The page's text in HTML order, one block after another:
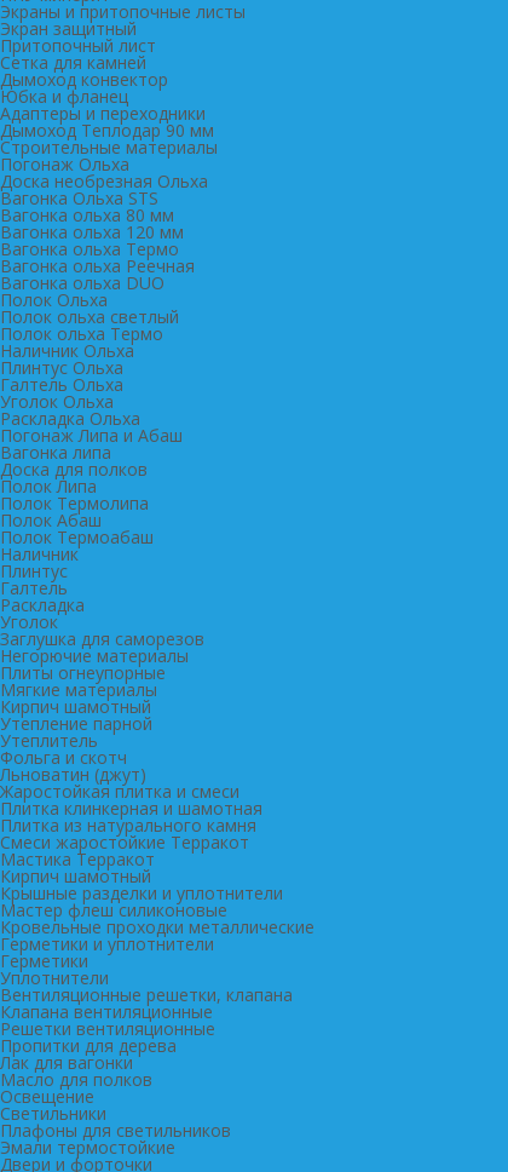
Экраны и притопочные листы
Экран защитный
Притопочный лист
Сетка для камней
Дымоход конвектор
Юбка и фланец
Адаптеры и переходники
Дымоход Теплодар 90 мм
Cтроительные материалы
Погонаж Ольха
Доска необрезная Ольха
Вагонка Ольха STS
Вагонка ольха 80 мм
Вагонка ольха 120 мм
Вагонка ольха Термо
Вагонка ольха Реечная
Вагонка ольха DUO
Полок Ольха
Полок ольха светлый
Полок ольха Термо
Наличник Ольха
Плинтус Ольха
Галтель Ольха
Уголок Ольха
Раскладка Ольха
Погонаж Липа и Абаш
Вагонка липа
Доска для полков
Полок Липа
Полок Термолипа
Полок Абаш
Полок Термоабаш
Наличник
Плинтус
Галтель
Раскладка
Уголок
Заглушка для саморезов
Негорючие материалы
Плиты огнеупорные
Мягкие материалы
Кирпич шамотный
Утепление парной
Утеплитель
Фольга и скотч
Льноватин (джут)
Жаростойкая плитка и смеси
Плитка клинкерная и шамотная
Плитка из натурального камня
Смеси жаростойкие Терракот
Мастика Терракот
Кирпич шамотный
Крышные разделки и уплотнители
Мастер флеш силиконовые
Кровельные проходки металлические
Герметики и уплотнители
Герметики
Уплотнители
Вентиляционные решетки, клапана
Клапана вентиляционные
Решетки вентиляционные
Пропитки для дерева
Лак для вагонки
Масло для полков
Освещение
Светильники
Плафоны для светильников
Эмали термостойкие
Двери и форточки